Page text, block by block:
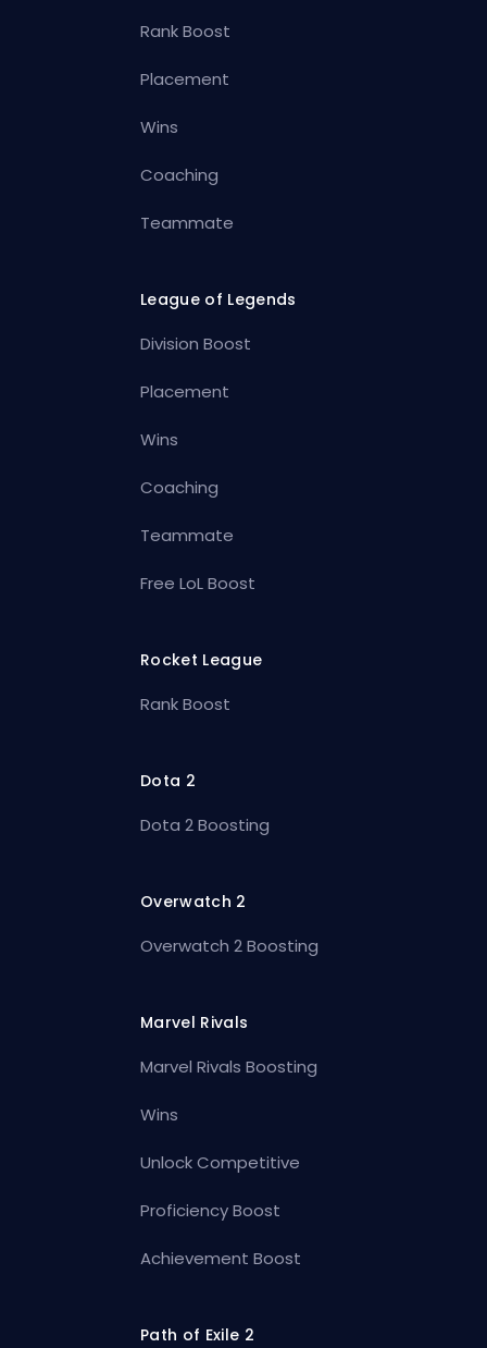
Rank Boost
Placement
Wins
Coaching
Teammate
League of Legends
Division Boost
Placement
Wins
Coaching
Teammate
Free LoL Boost
Rocket League
Rank Boost
Dota 2
Dota 2 Boosting
Overwatch 2
Overwatch 2 Boosting
Marvel Rivals
Marvel Rivals Boosting
Wins
Unlock Competitive
Proficiency Boost
Achievement Boost
Path of Exile 2